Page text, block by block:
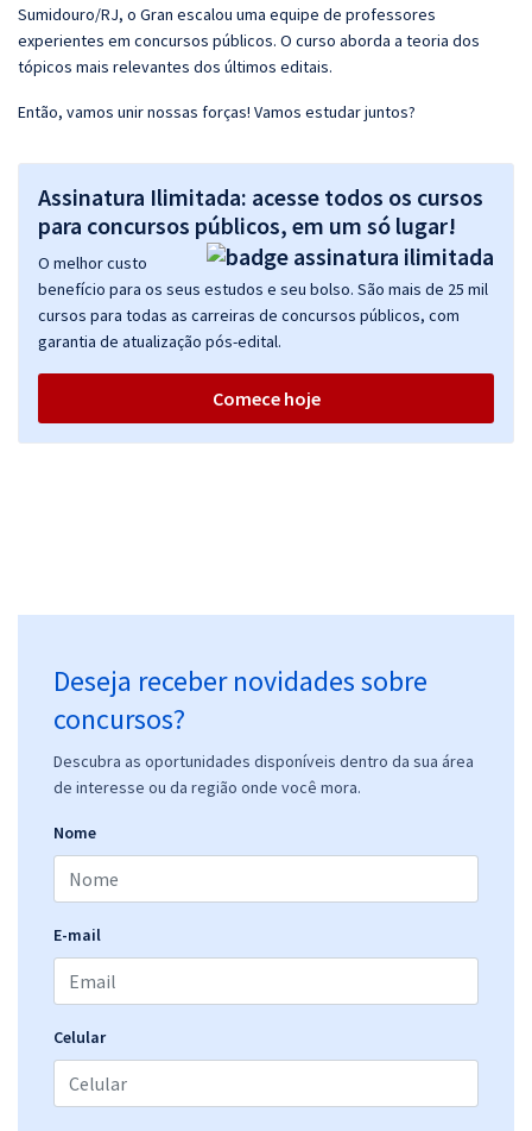
Sumidouro/RJ, o Gran escalou uma equipe de professores
experientes em concursos públicos. O curso aborda a teoria dos
tópicos mais relevantes dos últimos editais.
Então, vamos unir nossas forças! Vamos estudar juntos?
Assinatura Ilimitada: acesse todos os cursos
para concursos públicos, em um só lugar!
O melhor custo
benefício para os seus estudos e seu bolso. São mais de 25 mil
cursos para todas as carreiras de concursos públicos, com
garantia de atualização pós-edital.
Comece hoje
Deseja receber novidades sobre
concursos?
Descubra as oportunidades disponíveis dentro da sua área
de interesse ou da região onde você mora.
Nome
E-mail
Celular